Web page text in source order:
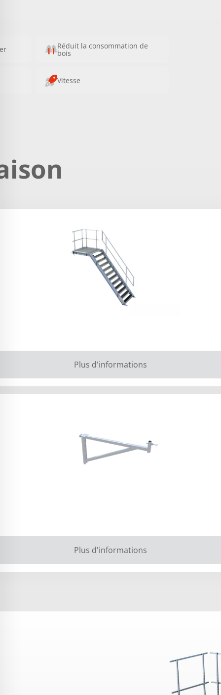
Réduit la consommation de
bois
Vitesse
Plus d'informations
Plus d'informations